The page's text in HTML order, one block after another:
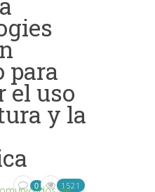
para
el uso
y la
0 1521